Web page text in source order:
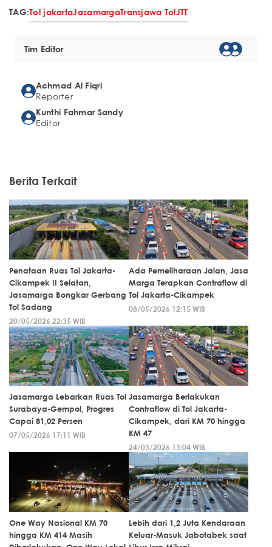
TAG:Tol jakartaJasamargaTransjawa TolJTT
Tim Editor
Achmad Al Fiqri
Reporter
Kunthi Fahmar Sandy
Editor
Berita Terkait
Penataan Ruas Tol Jakarta-
Cikampek II Selatan,
Jasamarga Bongkar Gerbang
Tol Sadang
20/05/2026 22:35 WIB
Ada Pemeliharaan Jalan, Jasa
Marga Terapkan Contraflow di
Tol Jakarta-Cikampek
08/05/2026 12:15 WIB
Jasamarga Lebarkan Ruas Tol
Surabaya-Gempol, Progres
Capai 81,02 Persen
07/05/2026 17:11 WIB
Jasamarga Berlakukan
Contraflow di Tol Jakarta-
Cikampek, dari KM 70 hingga
KM 47
24/03/2026 13:04 WIB
One Way Nasional KM 70
hingga KM 414 Masih
Lebih dari 1,2 Juta Kendaraan
Keluar-Masuk Jabotabek saat